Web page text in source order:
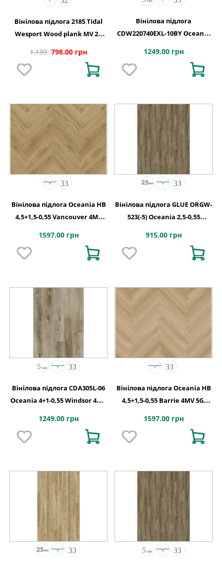
Вінілова підлога 2185 Tidal
Wesport Wood plank MV 2G
1,139 798.00 грн
Вінілова підлога
CDW220740EXL-10BY Oceania
1220x180x5
1249.00 грн
Вінілова підлога Oceania HB
4,5+1,5-0,55 Vancouver 4MV
1597.00 грн
Вінілова підлога GLUE ORGW-
523(-5) Oceania 2,5-0,55
1227х187х2,5
915.00 грн
Вінілова підлога CDA305L-06
Oceania 4+1-0,55 Windsor 4MV
1249.00 грн
Вінілова підлога Oceania HB
4,5+1,5-0,55 Barrie 4MV 5Gi
1597.00 грн